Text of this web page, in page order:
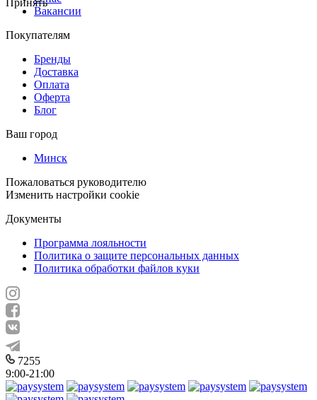
Вакансии
Покупателям
Бренды
Доставка
Оплата
Оферта
Блог
Ваш город
Минск
Пожаловаться руководителю
Изменить настройки cookie
Документы
Программа лояльности
Политика о защите персональных данных
Политика обработки файлов куки
7255
9:00-21:00